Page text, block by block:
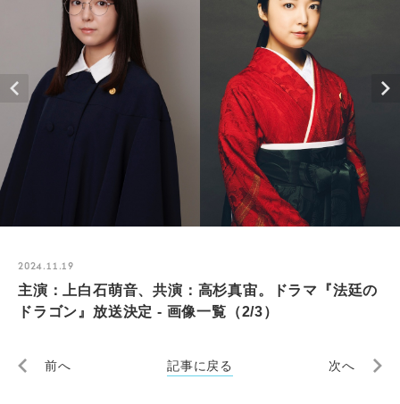
2024.11.19
主演：上白石萌音、共演：高杉真宙。ドラマ『法廷の
ドラゴン』放送決定 - 画像一覧（2/3）
前へ 記事に戻る 次へ